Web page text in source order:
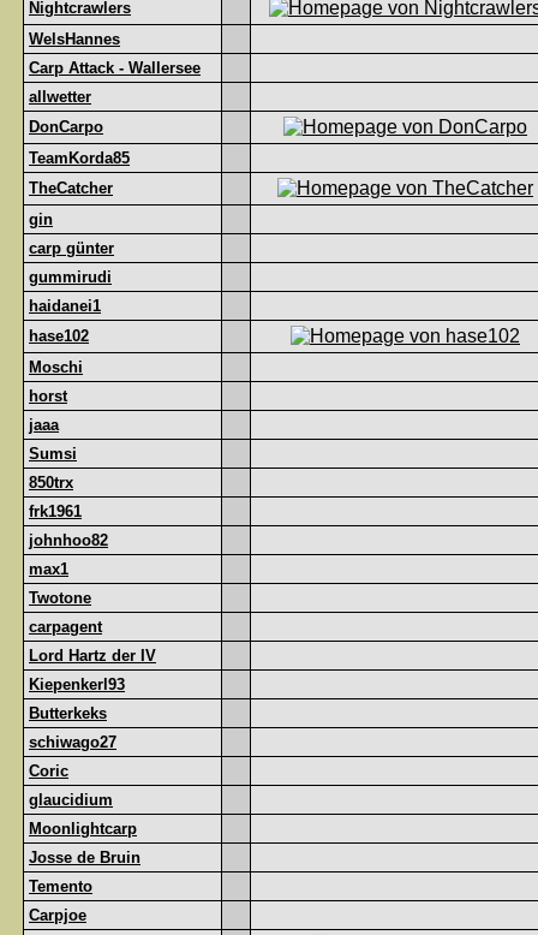
Nightcrawlers
WelsHannes
Carp Attack - Wallersee
allwetter
DonCarpo
TeamKorda85
TheCatcher
gin
carp günter
gummirudi
haidanei1
hase102
Moschi
horst
jaaa
Sumsi
850trx
frk1961
johnhoo82
max1
Twotone
carpagent
Lord Hartz der IV
Kiepenkerl93
Butterkeks
schiwago27
Coric
glaucidium
Moonlightcarp
Josse de Bruin
Temento
Carpjoe